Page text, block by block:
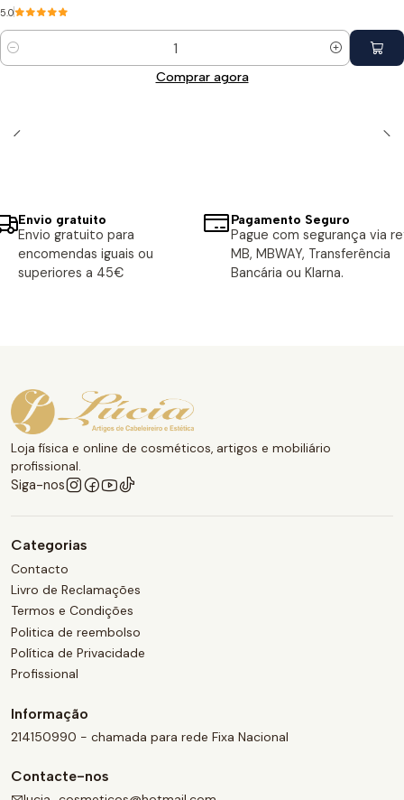
5.0
Quantidade
Comprar agora
Envio gratuito
Envio gratuito para
encomendas iguais ou
superiores a 45€
Pagamento Seguro
Pague com segurança via
MB, MBWAY, Transferência
Bancária ou Klarna.
Loja física e online de cosméticos, artigos e mobiliário
profissional.
Siga-nos
Categorias
Contacto
Livro de Reclamações
Termos e Condições
Politica de reembolso
Política de Privacidade
Profissional
Informação
214150990 - chamada para rede Fixa Nacional
Contacte-nos